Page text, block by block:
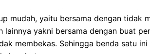
mudah, yaitu bersama dengan tidak
lainnya yakni bersama dengan buat
membekas. Sehingga benda satu